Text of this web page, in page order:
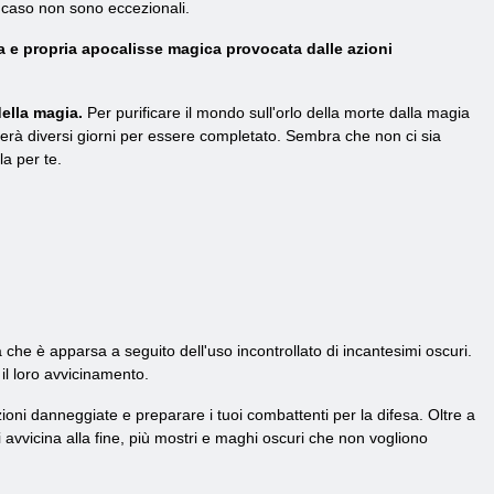
non sono eccezionali.
propria apocalisse magica provocata dalle azioni
magia. Per purificare il mondo sull'orlo della morte dalla magia
diversi giorni per essere completato. Sembra che non ci sia
per te.
è apparsa a seguito dell'uso incontrollato di incantesimi oscuri.
loro avvicinamento.
danneggiate e preparare i tuoi combattenti per la difesa. Oltre a
alla fine, più mostri e maghi oscuri che non vogliono